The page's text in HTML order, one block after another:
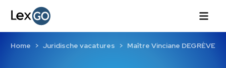
Home Juridische vacatures Maître Vinciane DEGRÈVE